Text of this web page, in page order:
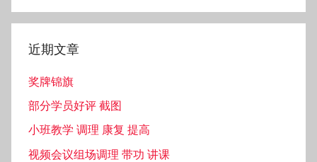
近期文章
奖牌锦旗
部分学员好评 截图
小班教学 调理 康复 提高
视频会议组场调理 带功 讲课